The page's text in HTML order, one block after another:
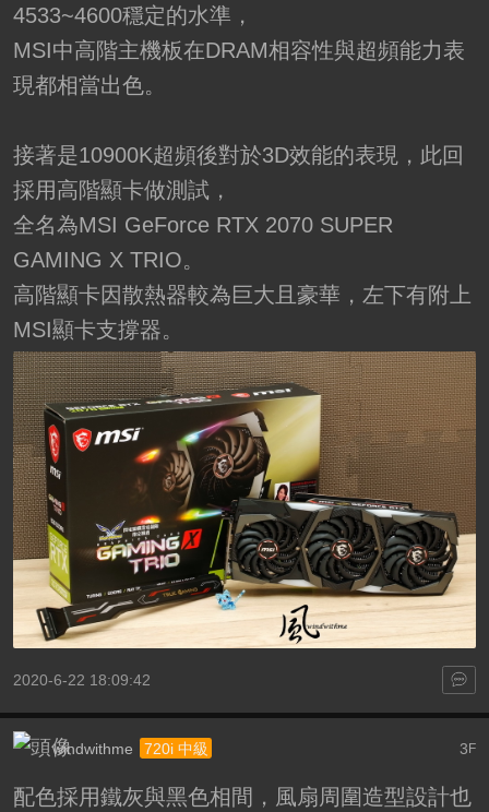
4533~4600穩定的水準，
MSI中高階主機板在DRAM相容性與超頻能力表
現都相當出色。
接著是10900K超頻後對於3D效能的表現，此回
採用高階顯卡做測試，
全名為MSI GeForce RTX 2070 SUPER
GAMING X TRIO。
高階顯卡因散熱器較為巨大且豪華，左下有附上
MSI顯卡支撐器。
2020-6-22 18:09:42
3 F
windwithme 720i 中級
配色採用鐵灰與黑色相間，風扇周圍造型設計也